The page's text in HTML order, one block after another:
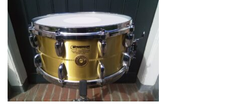
DRUMS
ORCHESTRA EN MARCHING